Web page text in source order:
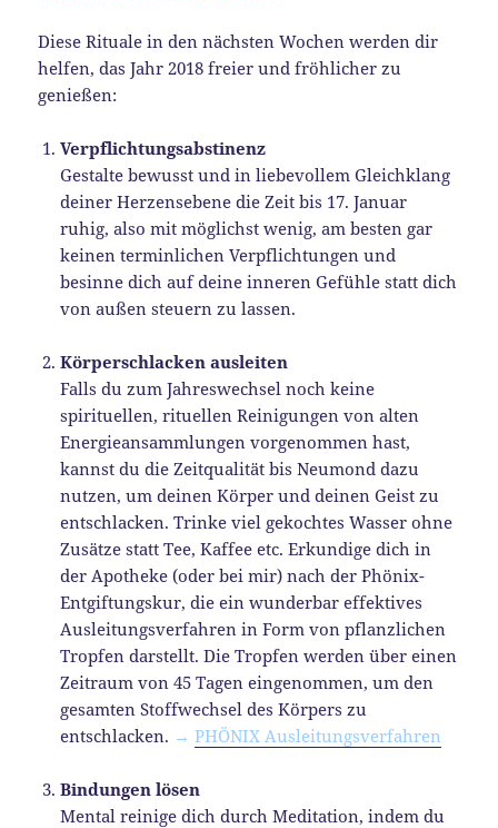
Diese Rituale in den nächsten Wochen werden dir
helfen, das Jahr 2018 freier und fröhlicher zu
genießen:
Verpflichtungsabstinenz
Gestalte bewusst und in liebevollem Gleichklang
deiner Herzensebene die Zeit bis 17. Januar
ruhig, also mit möglichst wenig, am besten gar
keinen terminlichen Verpflichtungen und
besinne dich auf deine inneren Gefühle statt dich
von außen steuern zu lassen.
Körperschlacken ausleiten
Falls du zum Jahreswechsel noch keine
spirituellen, rituellen Reinigungen von alten
Energieansammlungen vorgenommen hast,
kannst du die Zeitqualität bis Neumond dazu
nutzen, um deinen Körper und deinen Geist zu
entschlacken. Trinke viel gekochtes Wasser ohne
Zusätze statt Tee, Kaffee etc. Erkundige dich in
der Apotheke (oder bei mir) nach der Phönix-
Entgiftungskur, die ein wunderbar effektives
Ausleitungsverfahren in Form von pflanzlichen
Tropfen darstellt. Die Tropfen werden über einen
Zeitraum von 45 Tagen eingenommen, um den
gesamten Stoffwechsel des Körpers zu
entschlacken. → PHÖNIX Ausleitungsverfahren
Bindungen lösen
Mental reinige dich durch Meditation, indem du